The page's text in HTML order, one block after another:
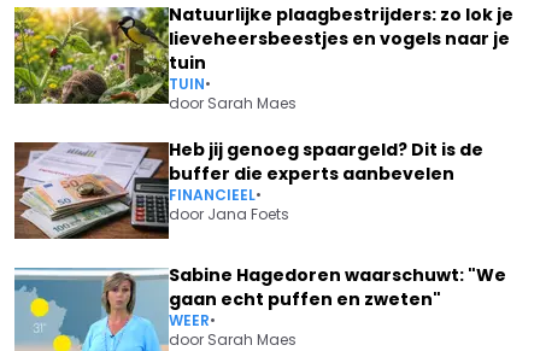
Natuurlijke plaagbestrijders: zo lok je
lieveheersbeestjes en vogels naar je
tuin
TUIN•
door Sarah Maes
Heb jij genoeg spaargeld? Dit is de
buffer die experts aanbevelen
FINANCIEEL•
door Jana Foets
Sabine Hagedoren waarschuwt: "We
gaan echt puffen en zweten"
WEER•
door Sarah Maes